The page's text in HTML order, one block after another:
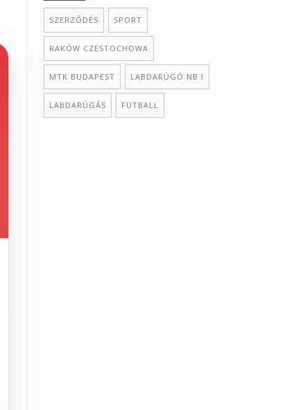
SZERZŐDÉS SPORT
RAKÓW CZESTOCHOWA
MTK BUDAPEST LABDARÚGÓ NB I
LABDARÚGÁS FUTBALL